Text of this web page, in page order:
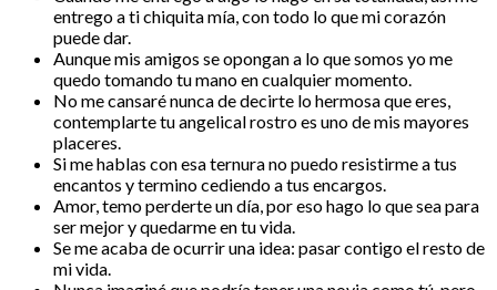
entrego a ti chiquita mía, con todo lo que mi corazón
puede dar.
Aunque mis amigos se opongan a lo que somos yo me
quedo tomando tu mano en cualquier momento.
No me cansaré nunca de decirte lo hermosa que eres,
contemplarte tu angelical rostro es uno de mis mayores
placeres.
Si me hablas con esa ternura no puedo resistirme a tus
encantos y termino cediendo a tus encargos.
Amor, temo perderte un día, por eso hago lo que sea para
ser mejor y quedarme en tu vida.
Se me acaba de ocurrir una idea: pasar contigo el resto de
mi vida.